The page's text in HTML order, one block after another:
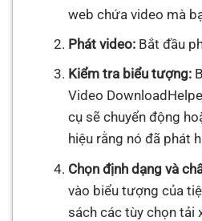
web chứa video mà
Phát video:Bắt đầu
Kiểm tra biểu tượng:
Video
cụ sẽ chuyển động
hiệu rằng nó đã phát
Chọn định dạng và
vào biểu tượng của
sách các tùy chọn tải